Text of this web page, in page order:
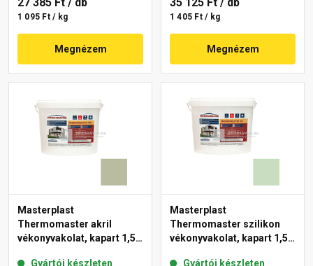
1 095 Ft / kg
Megnézem
1 405 Ft / kg
Megnézem
Masterplast
Thermomaster akril
vékonyvakolat, kapart 1,5
Gyártói készleten
Masterplast
Thermomaster szilikon
vékonyvakolat, kapart 1,5
Gyártói készleten